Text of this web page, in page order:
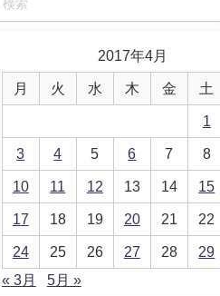
2017年4月
月 火 水 木 金 土
1
3 4 5 6 7 8
10 11 12 13 14 15
17 18 19 20 21 22
24 25 26 27 28 29
« 3月
5月 »